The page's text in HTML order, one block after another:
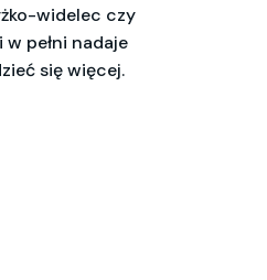
widelec czy
pełni nadaje
się więcej.